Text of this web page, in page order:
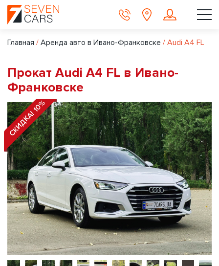
Главная / Аренда авто в Ивано-Франковске / Audi A4 FL
Прокат Audi A4 FL в Ивано-
Франковске
СКИДКА! 10%